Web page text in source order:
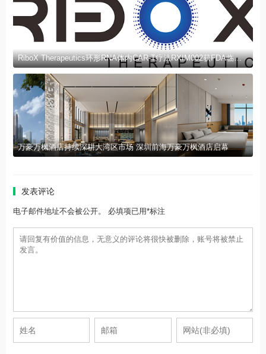
RiboX Therapeutics环形RNA体内CAR-T疗法RXIM002获FDA临床试验许可
万豪万枫酒店持续深耕大湾区市场 深圳前海万豪万枫酒店启幕
发表评论
电子邮件地址不会被公开。 必填项已用*标注